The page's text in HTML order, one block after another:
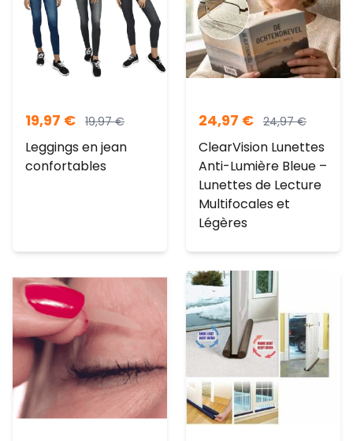
19,97 € 19,97€
Leggings en jean
confortables
24,97 € 24,97€
ClearVision Lunettes
Anti-Lumière Bleue –
Lunettes de Lecture
Multifocales et
Légères